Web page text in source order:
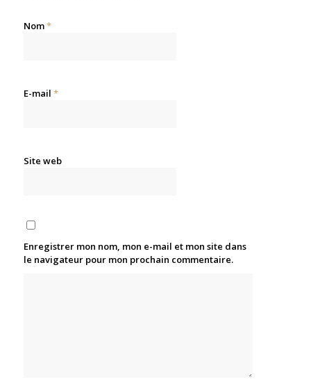
Nom*
E-mail *
Site web
Enregistrer mon nom, mon e-mail et mon site dans
le navigateur pour mon prochain commentaire.